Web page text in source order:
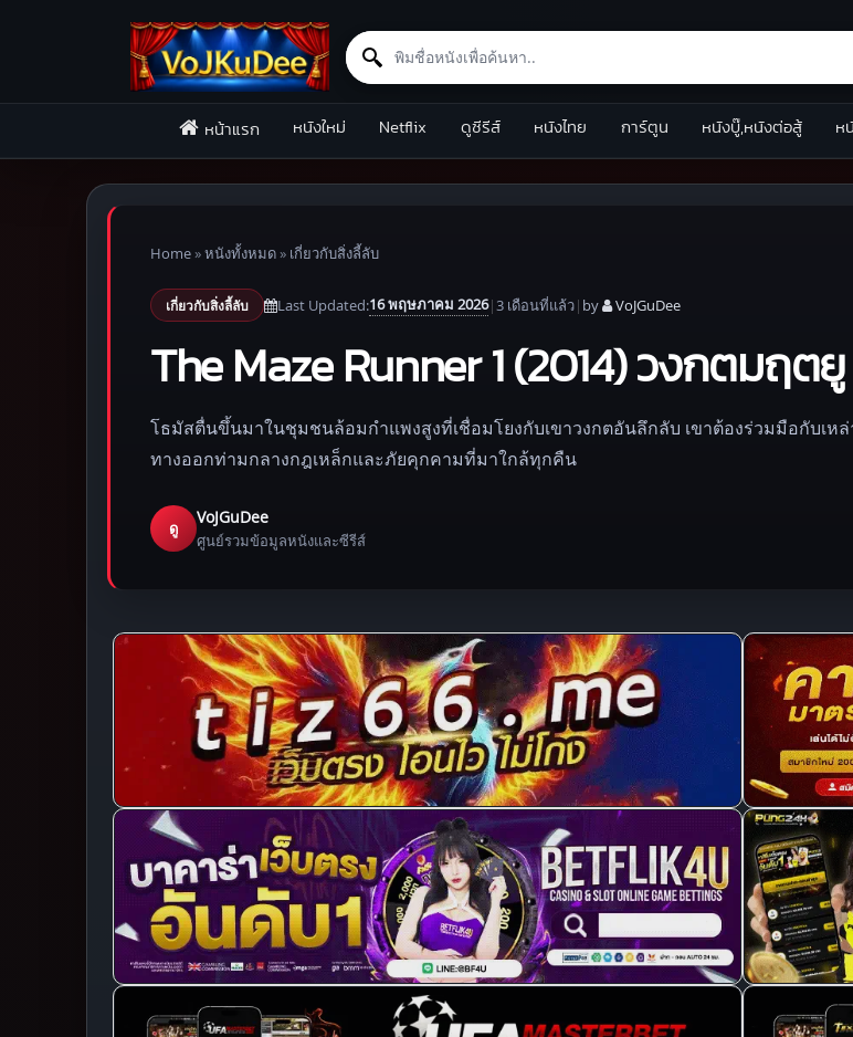
Search for:
หน้าแรก หนังใหม่ Netflix ดูซีรีส์ หนังไทย การ์ตูน หนังบู๊,หนังต่อสู้ ห
Home»หนังทั้งหมด» เกี่ยวกับสิ่งลี้ลับ
เกี่ยวกับสิ่งลี้ลับ Last Updated:16 พฤษภาคม 2026|3 เดือนที่แล้ว| by VoJGuDee
The Maze Runner 1 (2014) วงกตมฤตยู
โธมัสตื่นขึ้นมาในชุมชนล้อมกำแพงสูงที่เชื่อมโยงกับเขาวงกตอันลึกลับ เขาต้องร่วมมือกับเหล่
ทางออกท่ามกลางกฎเหล็กและภัยคุกคามที่มาใกล้ทุกคืน
ดู
VoJGuDee
ศูนย์รวมข้อมูลหนังและซีรีส์